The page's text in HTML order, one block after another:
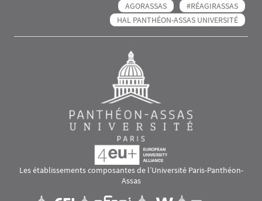
AGORASSAS
#RÉAGIRASSAS
HAL PANTHÉON-ASSAS UNIVERSITÉ
Les établissements composantes de l’Université Paris-Panthéon-
Assas